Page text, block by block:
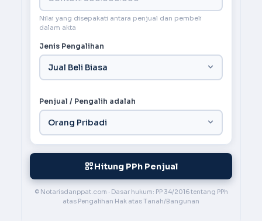
Nilai yang disepakati antara penjual dan pembeli
dalam akta
Jenis Pengalihan
Penjual / Pengalih adalah
Hitung PPh Penjual
© Notarisdanppat.com · Dasar hukum: PP 34/2016 tentang PPh
atas Pengalihan Hak atas Tanah/Bangunan